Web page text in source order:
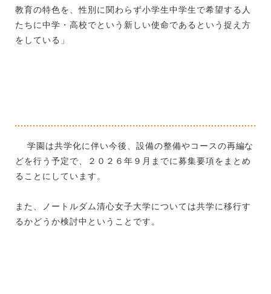
教育の特色を、性別に関わらず小学生中学生で希望する人
たちに中学・高校でという新しい使命であるという捉え方
をしている」
学園は共学化に伴い今後、設備の整備やコースの再編な
どを行う予定で、２０２６年９月までに募集要項をまとめ
ることにしています。
また、ノートルダム清心女子大学については共学に移行す
るかどうか検討中ということです。